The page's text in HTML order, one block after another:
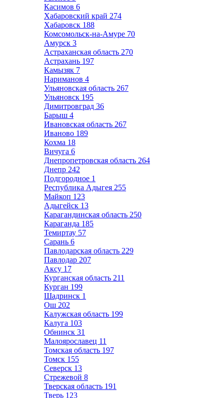
Касимов 6
Хабаровский край 274
Хабаровск 188
Комсомольск-на-Амуре 70
Амурск 3
Астраханская область 270
Астрахань 197
Камызяк 7
Нариманов 4
Ульяновская область 267
Ульяновск 195
Димитровград 36
Барыш 4
Ивановская область 267
Иваново 189
Кохма 18
Вичуга 6
Днепропетровская область 264
Днепр 242
Подгородное 1
Республика Адыгея 255
Майкоп 123
Адыгейск 13
Карагандинская область 250
Караганда 185
Темиртау 57
Сарань 6
Павлодарская область 229
Павлодар 207
Аксу 17
Курганская область 211
Курган 199
Шадринск 1
Ош 202
Калужская область 199
Калуга 103
Обнинск 31
Малоярославец 11
Томская область 197
Томск 155
Северск 13
Стрежевой 8
Тверская область 191
Тверь 123